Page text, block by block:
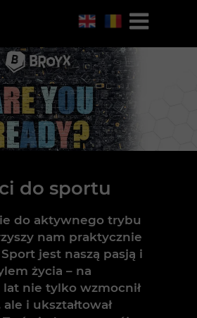
do sportu
do aktywnego trybu
nam praktycznie
jest naszą pasją i
życia – na
nie tylko wzmocnił
ale i ukształtował